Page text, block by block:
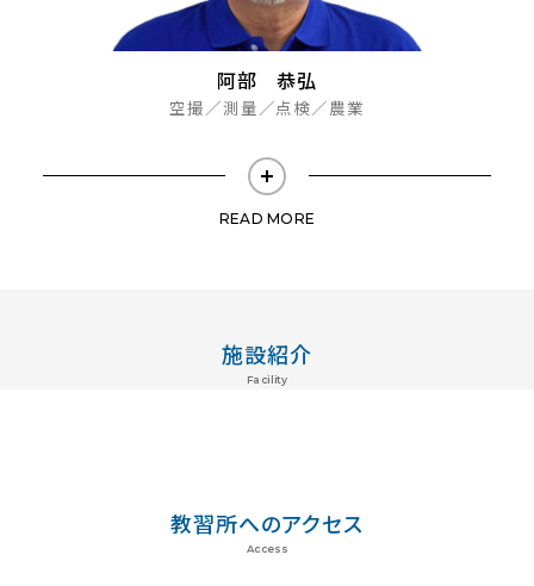
阿部 恭弘
空撮／測量／点検／農業
READ MORE
施設紹介
Facility
教習所へのアクセス
Access